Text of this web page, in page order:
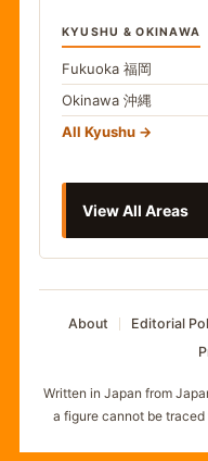
KYUSHU & OKINAWA
Fukuoka 福岡
Okinawa 沖縄
All Kyushu
View All Areas
About Editorial
Written in Japan from
a figure cannot be